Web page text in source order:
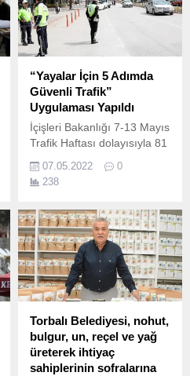
ilişkili olduğunu biliyor
muydunuz? Acıbadem Dr.
“Yayalar İçin 5 Adımda
Güvenli Trafik”
Uygulaması Yapıldı
İçişleri Bakanlığı 7-13 Mayıs
Trafik Haftası dolayısıyla 81
gönderdi.
07.05.2022
0
238
Torbalı Belediyesi, nohut,
bulgur, un, reçel ve yağ
üreterek ihtiyaç
sahiplerinin sofralarına